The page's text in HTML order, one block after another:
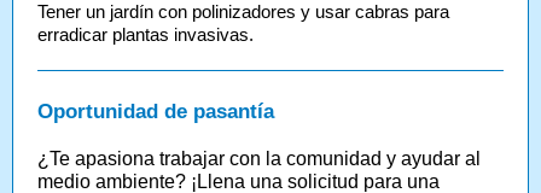
Tener un jardín con polinizadores y usar cabras para
erradicar plantas invasivas.
Oportunidad de pasantía
¿Te apasiona trabajar con la comunidad y ayudar al
medio ambiente? ¡Llena una solicitud para una